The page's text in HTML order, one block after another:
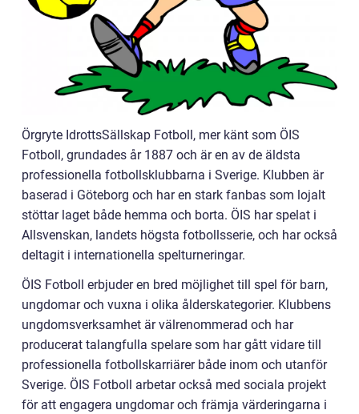
Örgryte IdrottsSällskap Fotboll, mer känt som ÖIS
Fotboll, grundades år 1887 och är en av de äldsta
professionella fotbollsklubbarna i Sverige. Klubben är
baserad i Göteborg och har en stark fanbas som lojalt
stöttar laget både hemma och borta. ÖIS har spelat i
Allsvenskan, landets högsta fotbollsserie, och har också
deltagit i internationella spelturneringar.
ÖIS Fotboll erbjuder en bred möjlighet till spel för barn,
ungdomar och vuxna i olika ålderskategorier. Klubbens
ungdomsverksamhet är välrenommerad och har
producerat talangfulla spelare som har gått vidare till
professionella fotbollskarriärer både inom och utanför
Sverige. ÖIS Fotboll arbetar också med sociala projekt
för att engagera ungdomar och främja värderingarna i